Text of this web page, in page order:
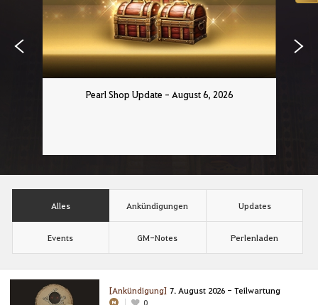
Pearl Shop Update - August 6, 2026
Alles Ankündigungen Updates
Events GM-Notes Perlenladen
[Ankündigung] 7. August 2026 - Teilwartung
0